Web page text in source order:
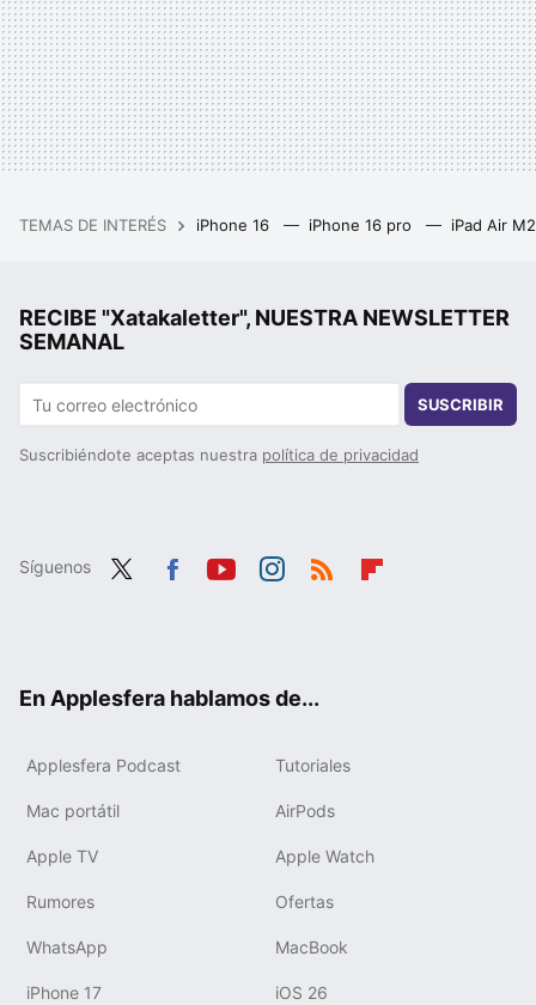
TEMAS DE INTERÉS iPhone 16 iPhone 16 pro iPad Air
RECIBE "Xatakaletter", NUESTRA NEWSLETTER
SEMANAL
SUSCRIBIR
Suscribiéndote aceptas nuestra política de privacidad
Síguenos
En Applesfera hablamos de...
Applesfera Podcast Tutoriales
Mac portátil AirPods
Apple TV Apple Watch
Rumores Ofertas
WhatsApp MacBook
iPhone 17 iOS 26